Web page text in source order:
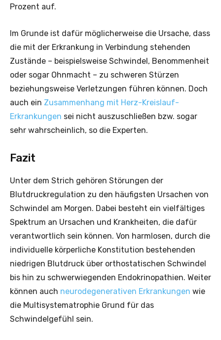
Prozent auf.
Im Grunde ist dafür möglicherweise die Ursache, dass
die mit der Erkrankung in Verbindung stehenden
Zustände – beispielsweise Schwindel, Benommenheit
oder sogar Ohnmacht – zu schweren Stürzen
beziehungsweise Verletzungen führen können. Doch
auch ein Zusammenhang mit Herz-Kreislauf-
Erkrankungen sei nicht auszuschließen bzw. sogar
sehr wahrscheinlich, so die Experten.
Fazit
Unter dem Strich gehören Störungen der
Blutdruckregulation zu den häufigsten Ursachen von
Schwindel am Morgen. Dabei besteht ein vielfältiges
Spektrum an Ursachen und Krankheiten, die dafür
verantwortlich sein können. Von harmlosen, durch die
individuelle körperliche Konstitution bestehenden
niedrigen Blutdruck über orthostatischen Schwindel
bis hin zu schwerwiegenden Endokrinopathien. Weiter
können auch neurodegenerativen Erkrankungen wie
die Multisystematrophie Grund für das
Schwindelgefühl sein.